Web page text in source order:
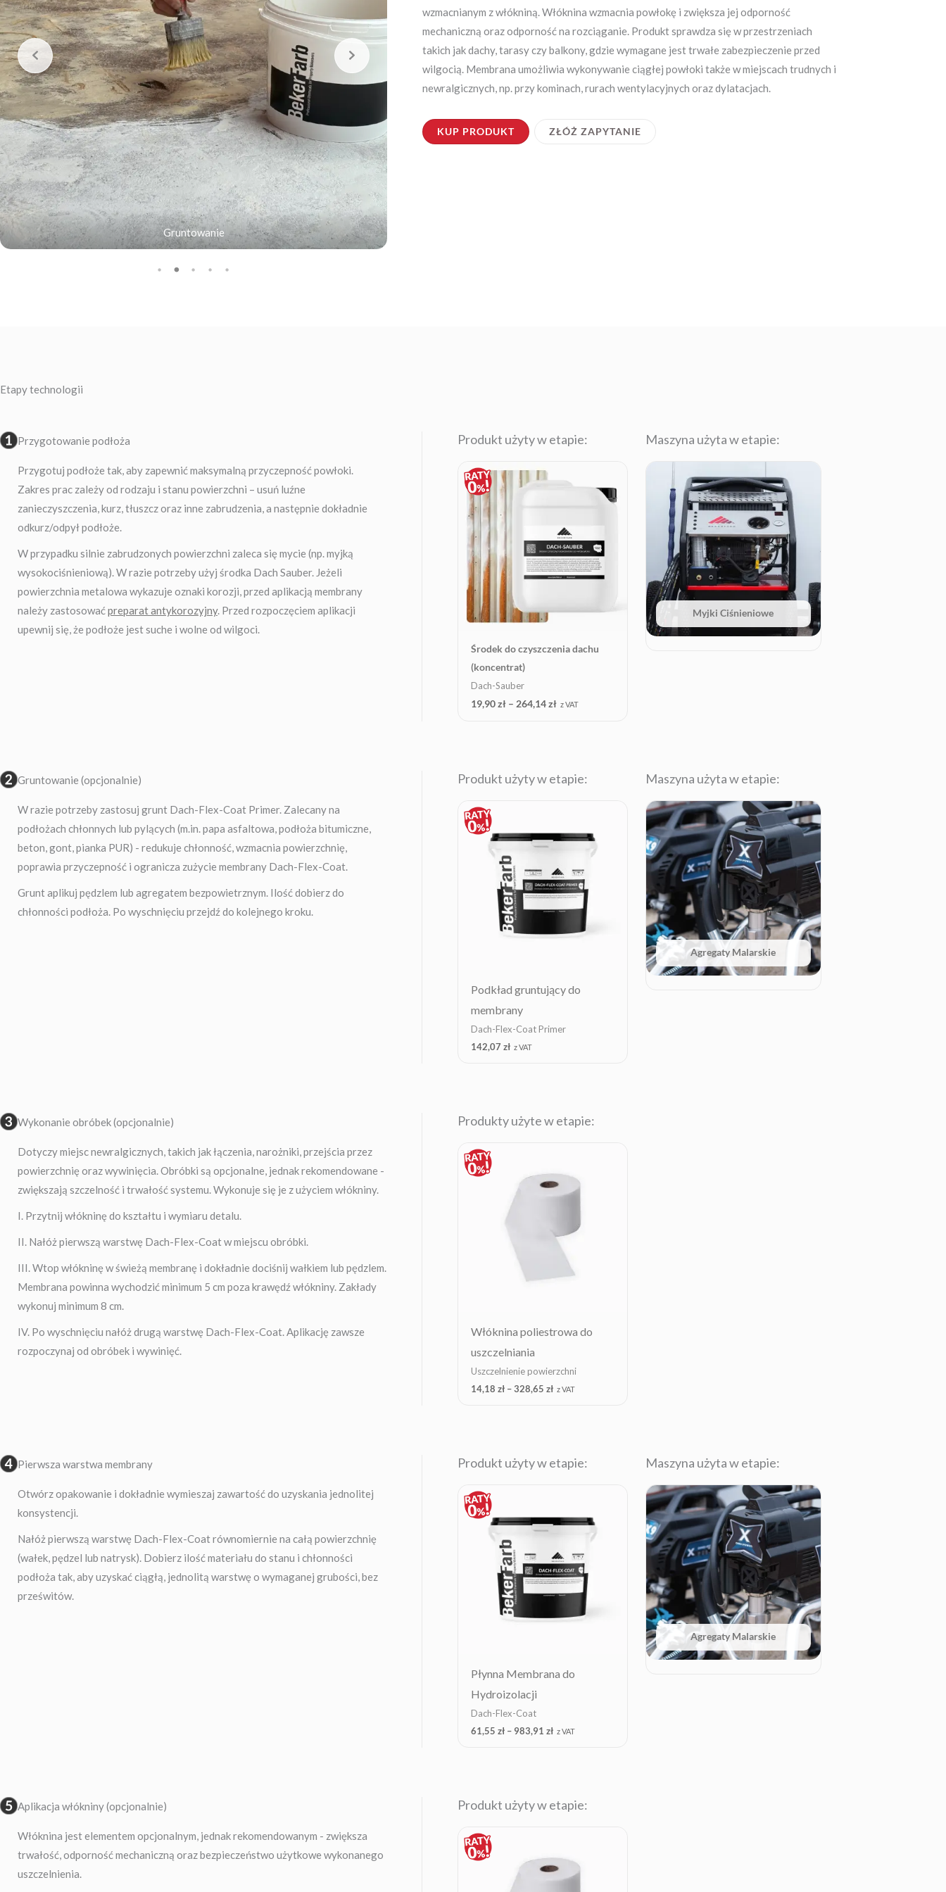
Gruntowanie
wzmacnianym z włókniną. Włóknina wzmacnia powłokę i zwiększa jej odporność
mechaniczną oraz odporność na rozciąganie. Produkt sprawdza się w przestrzeniach
takich jak dachy, tarasy czy balkony, gdzie wymagane jest trwałe zabezpieczenie przed
wilgocią. Membrana umożliwia wykonywanie ciągłej powłoki także w miejscach trudnych i
newralgicznych, np. przy kominach, rurach wentylacyjnych oraz dylatacjach.
KUP PRODUKT ZŁÓŻ ZAPYTANIE
Etapy technologii
Przygotowanie podłoża
Przygotuj podłoże tak, aby zapewnić maksymalną przyczepność powłoki.
Zakres prac zależy od rodzaju i stanu powierzchni – usuń luźne
zanieczyszczenia, kurz, tłuszcz oraz inne zabrudzenia, a następnie dokładnie
odkurz/odpył podłoże.
W przypadku silnie zabrudzonych powierzchni zaleca się mycie (np. myjką
wysokociśnieniową). W razie potrzeby użyj środka Dach Sauber. Jeżeli
powierzchnia metalowa wykazuje oznaki korozji, przed aplikacją membrany
należy zastosowaćpreparat antykorozyjny. Przed rozpoczęciem aplikacji
upewnij się, że podłoże jest suche i wolne od wilgoci.
Produkt użyty w etapie:
Środek do czyszczenia dachu
(koncentrat)
Dach-Sauber
19,90zł – 264,14zł
range:
z VAT
Maszyna użyta w etapie:
Myjki Ciśnieniowe
Gruntowanie (opcjonalnie)
W razie potrzeby zastosuj grunt Dach-Flex-Coat Primer. Zalecany na
podłożach chłonnych lub pylących (m.in. papa asfaltowa, podłoża bitumiczne,
beton, gont, pianka PUR) - redukuje chłonność, wzmacnia powierzchnię,
poprawia przyczepność i ogranicza zużycie membrany Dach-Flex-Coat.
Grunt aplikuj pędzlem lub agregatem bezpowietrznym. Ilość dobierz do
chłonności podłoża. Po wyschnięciu przejdź do kolejnego kroku.
Produkt użyty w etapie:
Podkład gruntujący do
membrany
Dach-Flex-Coat Primer
142,07 zł z VAT
Maszyna użyta w etapie:
Agregaty Malarskie
Wykonanie obróbek (opcjonalnie)
Dotyczy miejsc newralgicznych, takich jak łączenia, narożniki, przejścia przez
powierzchnię oraz wywinięcia. Obróbki są opcjonalne, jednak rekomendowane -
zwiększają szczelność i trwałość systemu. Wykonuje się je z użyciem włókniny.
I. Przytnij włókninę do kształtu i wymiaru detalu.
II. Nałóż pierwszą warstwę Dach-Flex-Coat w miejscu obróbki.
III. Wtop włókninę w świeżą membranę i dokładnie dociśnij wałkiem lub pędzlem.
Membrana powinna wychodzić minimum 5 cm poza krawędź włókniny. Zakłady
wykonuj minimum 8 cm.
IV. Po wyschnięciu nałóż drugą warstwę Dach-Flex-Coat. Aplikację zawsze
rozpoczynaj od obróbek i wywinięć.
Produkty użyte w etapie:
Włóknina poliestrowa do
uszczelniania
Uszczelnienie powierzchni
14,18 zł –328,65 zł
through
328,65 zł
z VAT
Pierwsza warstwa membrany
Otwórz opakowanie i dokładnie wymieszaj zawartość do uzyskania jednolitej
konsystencji.
Nałóż pierwszą warstwę Dach-Flex-Coat równomiernie na całą powierzchnię
(wałek, pędzel lub natrysk). Dobierz ilość materiału do stanu i chłonności
podłoża tak, aby uzyskać ciągłą, jednolitą warstwę o wymaganej grubości, bez
prześwitów.
Produkt użyty w etapie:
Płynna Membrana do
Hydroizolacji
Dach-Flex-Coat
61,55 zł – 983,91 zł
through
983,91 zł
z VAT
Maszyna użyta w etapie:
Agregaty Malarskie
Aplikacja włókniny (opcjonalnie)
Włóknina jest elementem opcjonalnym, jednak rekomendowanym - zwiększa
trwałość, odporność mechaniczną oraz bezpieczeństwo użytkowe wykonanego
uszczelnienia.
Produkt użyty w etapie:
through
328,65 zł